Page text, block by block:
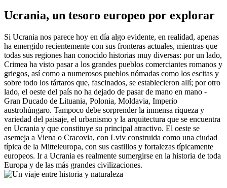
Ucrania, un tesoro europeo por explorar
Si Ucrania nos parece hoy en día algo evidente, en realidad, apenas
ha emergido recientemente con sus fronteras actuales, mientras que
todas sus regiones han conocido historias muy diversas: por un lado,
Crimea ha visto pasar a los grandes pueblos comerciantes romanos y
griegos, así como a numerosos pueblos nómadas como los escitas y
sobre todo los tártaros que, fascinados, se establecieron allí; por otro
lado, el oeste del país no ha dejado de pasar de mano en mano -
Gran Ducado de Lituania, Polonia, Moldavia, Imperio
austrohúngaro. Tampoco debe sorprender la inmensa riqueza y
variedad del paisaje, el urbanismo y la arquitectura que se encuentra
en Ucrania y que constituye su principal atractivo. El oeste se
asemeja a Viena o Cracovia, con Lviv construida como una ciudad
típica de la Mitteleuropa, con sus castillos y fortalezas típicamente
europeos. Ir a Ucrania es realmente sumergirse en la historia de toda
Europa y de las más grandes civilizaciones.